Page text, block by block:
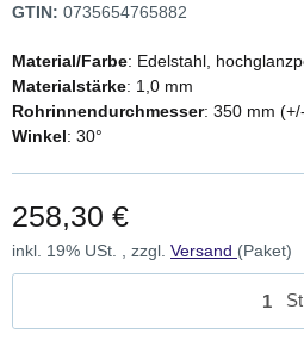
GTIN: 0735654765882
Material/Farbe: Edelstahl,
Materialstärke: 1,0 mm
Rohrinnendurchmesser: 350 mm
Winkel: 30°
258,30 €
inkl. 19% USt. , zzgl. Versand (Paket)